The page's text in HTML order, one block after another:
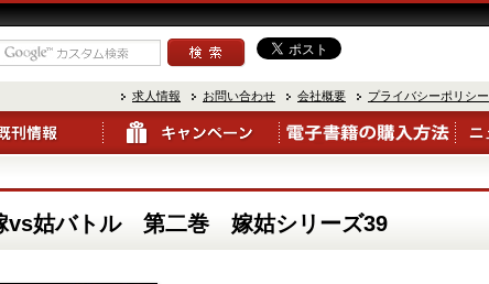
求人情報 お問い合わせ 会社概要 プライバシーポリシー
姑バトル 第二巻 嫁姑シリーズ39